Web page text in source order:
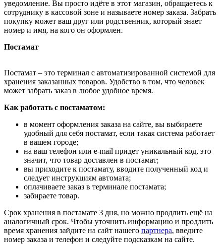
уведомление. Вы просто идёте в этот магазин, обращаетесь к
сотруднику в кассовой зоне и называете номер заказа. Забрать
покупку может ваш друг или родственник, который знает
номер и имя, на кого он оформлен.
Постамат
Постамат – это терминал с автоматизированной системой для
хранения заказанных товаров. Удобство в том, что человек
может забрать заказ в любое удобное время.
Как работать с постаматом:
в момент оформления заказа на сайте, вы выбираете
удобный для себя постамат, если такая система работает
в вашем городе;
на ваш телефон или e-mail придет уникальный код, это
значит, что товар доставлен в постамат;
вы приходите к постамату, вводите полученный код и
следует инструкциям автомата;
оплачиваете заказ в терминале постамата;
забираете товар.
Срок хранения в постамате 3 дня, но можно продлить ещё на
аналогичный срок. Чтобы уточнить информацию и продлить
время хранения зайдите на сайт нашего партнера, введите
номер заказа и телефон и следуйте подсказкам на сайте.